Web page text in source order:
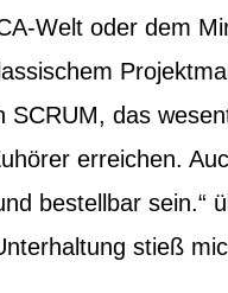
Welt oder dem
SCRUM, das
erreichen.
bestellbar sein.“
stieß